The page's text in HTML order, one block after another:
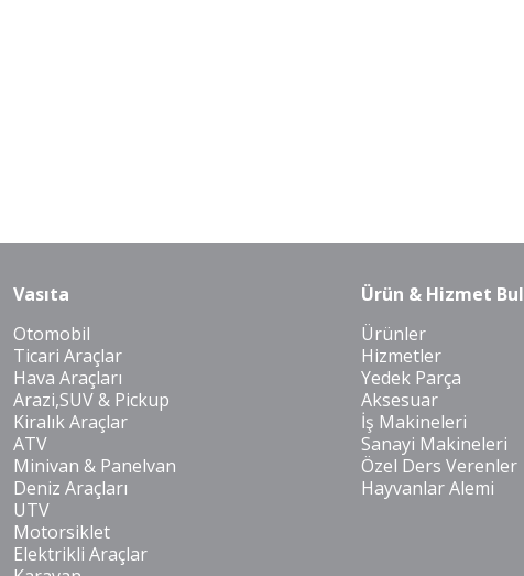
Vasıta
Otomobil
Ticari Araçlar
Hava Araçları
Arazi,SUV & Pickup
Kiralık Araçlar
ATV
Minivan & Panelvan
Deniz Araçları
UTV
Motorsiklet
Elektrikli Araçlar
Ürün & Hizmet Bul
Ürünler
Hizmetler
Yedek Parça
Aksesuar
İş Makineleri
Sanayi Makineleri
Özel Ders Verenler
Hayvanlar Alemi